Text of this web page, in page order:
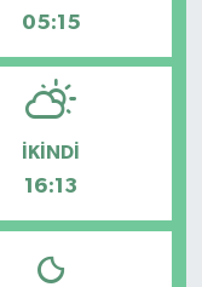
05:15
İKINDI
16:13